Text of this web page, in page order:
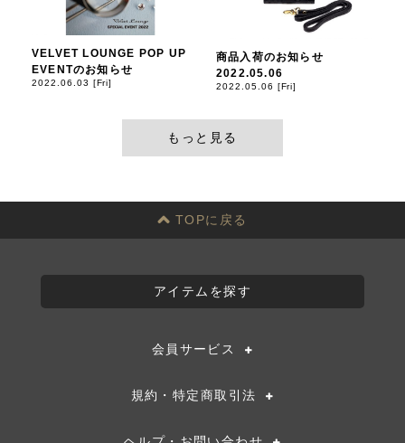
VELVET LOUNGE POP UP
EVENTのお知らせ
2022.06.03 [Fri]
商品入荷のお知らせ
2022.05.06
2022.05.06 [Fri]
もっと見る
TOPに戻る
アイテムを探す
会員サービス
規約・特定商取引法